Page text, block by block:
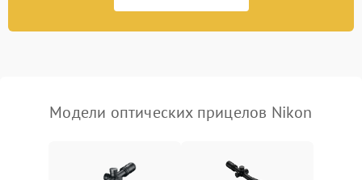
защиты от перегрева
Модели оптических прицелов Nikon